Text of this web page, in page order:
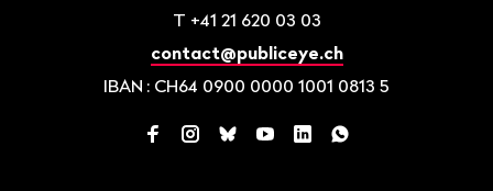
T +41 21 620 03 03
contact@publiceye.ch
IBAN : CH64 0900 0000 1001 0813 5
Facebook
Instagram
BlueskyYouTube
LinkedInWhatsApp